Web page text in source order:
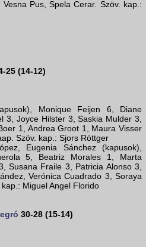
Pus, Spela Cerar. Szöv. kap.:
25 (14-12)
Monique Feijen 6, Diane
3, Joyce Hilster 3, Saskia Mulder 3,
1, Andrea Groot 1, Maura Visser
Szöv. kap.: Sjors Röttger
Eugenia Sánchez (kapusok),
5, Beatriz Morales 1, Marta
Susana Fraile 3, Patricia Alonso 3,
Verónica Cuadrado 3, Soraya
Miguel Angel Florido
30-28 (15-14)